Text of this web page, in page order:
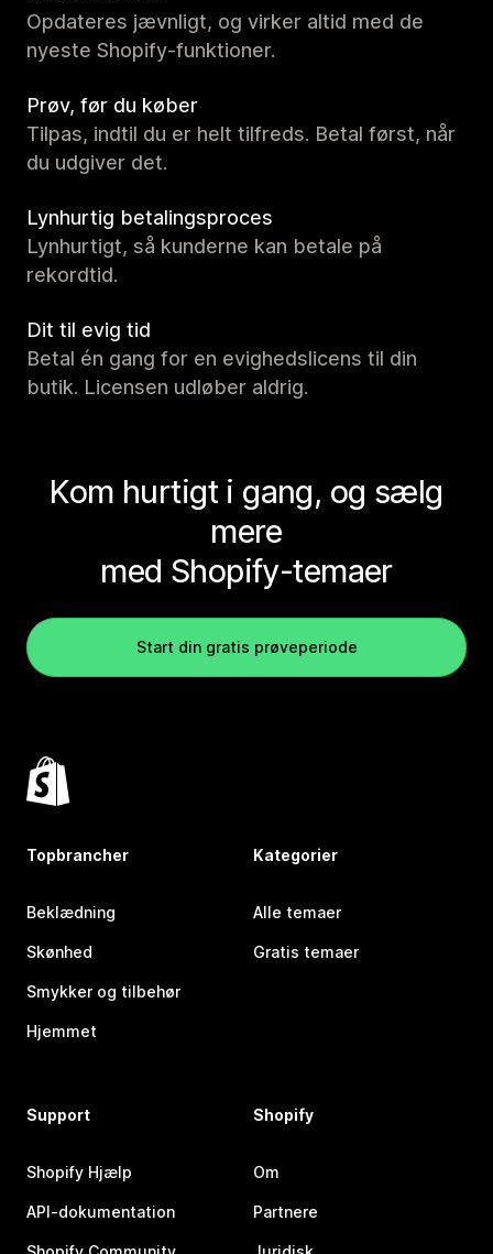
Opdateres jævnligt, og virker altid med de
nyeste Shopify-funktioner.
Prøv, før du køber
Tilpas, indtil du er helt tilfreds. Betal først, når
du udgiver det.
Lynhurtig betalingsproces
Lynhurtigt, så kunderne kan betale på
rekordtid.
Dit til evig tid
Betal én gang for en evighedslicens til din
butik. Licensen udløber aldrig.
Kom hurtigt i gang, og sælg
mere
med Shopify-temaer
Start din gratis prøveperiode
Topbrancher
Beklædning
Skønhed
Smykker og tilbehør
Hjemmet
Kategorier
Alle temaer
Gratis temaer
Support
Shopify Hjælp
API-dokumentation
Shopify
Om
Partnere